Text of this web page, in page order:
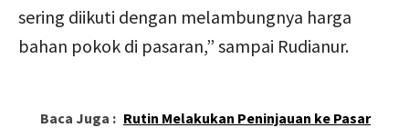
sering diikuti dengan melambungnya harga
bahan pokok di pasaran,” sampai Rudianur.
Baca Juga : Rutin Melakukan Peninjauan ke Pasar